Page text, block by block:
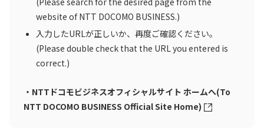
website of NTT DOCOMO BUSINESS.)
入力したURLが正しいか、再度ご確認ください。
(Please double check that the URL you entered is
correct.)
・NTTドコモビジネスオフィシャルサイト ホームへ(To
NTT DOCOMO BUSINESS Official Site Home)